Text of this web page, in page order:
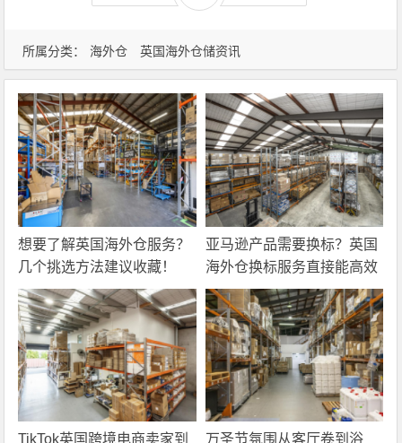
所属分类： 海外仓 英国海外仓储资讯
想要了解英国海外仓服务？
几个挑选方法建议收藏！
亚马逊产品需要换标？英国
海外仓换标服务直接能高效
解决！
TikTok英国跨境电商卖家到
万圣节氛围从客厅卷到浴